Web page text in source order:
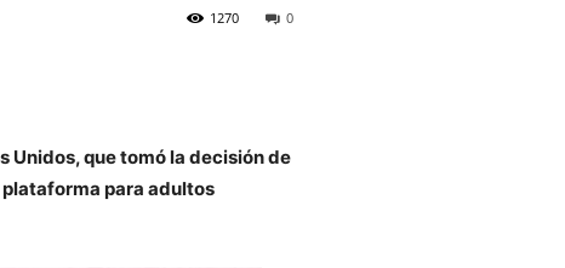
0
1270
Unidos, que tomó la decisión de
para adultos